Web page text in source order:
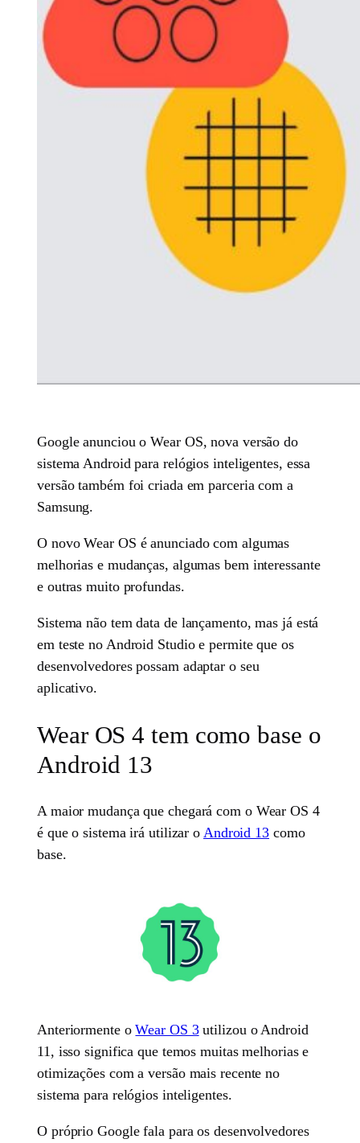
Google anunciou o Wear OS, nova versão do
sistema Android para relógios inteligentes, essa
versão também foi criada em parceria com a
Samsung.
O novo Wear OS é anunciado com algumas
melhorias e mudanças, algumas bem interessante
e outras muito profundas.
Sistema não tem data de lançamento, mas já está
em teste no Android Studio e permite que os
desenvolvedores possam adaptar o seu
aplicativo.
Wear OS 4 tem como base o
Android 13
A maior mudança que chegará com o Wear OS 4
é que o sistema irá utilizar o Android 13 como
base.
Anteriormente oWear OS 3utilizou o Android
11, isso significa que temos muitas melhorias e
otimizações com a versão mais recente no
sistema para relógios inteligentes.
O próprio Google fala para os desenvolvedores